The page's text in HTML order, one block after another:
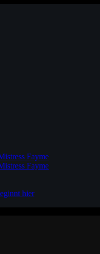
Fayme
Fayme
hier